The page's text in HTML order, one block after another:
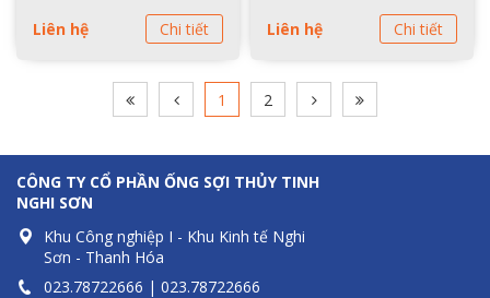
Liên hệ Chi tiết Liên hệ Chi tiết
1 2
CÔNG TY CỔ PHẦN ỐNG SỢI THỦY TINH
NGHI SƠN
Khu Công nghiệp I - Khu Kinh tế Nghi
Sơn - Thanh Hóa
023.78722666 | 023.78722666